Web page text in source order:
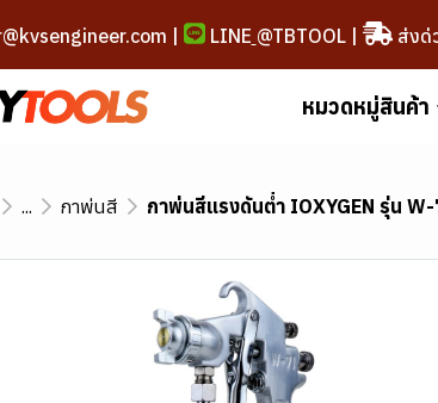
| LINE @TBTOOL| ส่งด่
หมวดหมู่สินค้า
... กาพ่นสี กาพ่นสีแรงดันต่ำ IOXYGEN รุ่น